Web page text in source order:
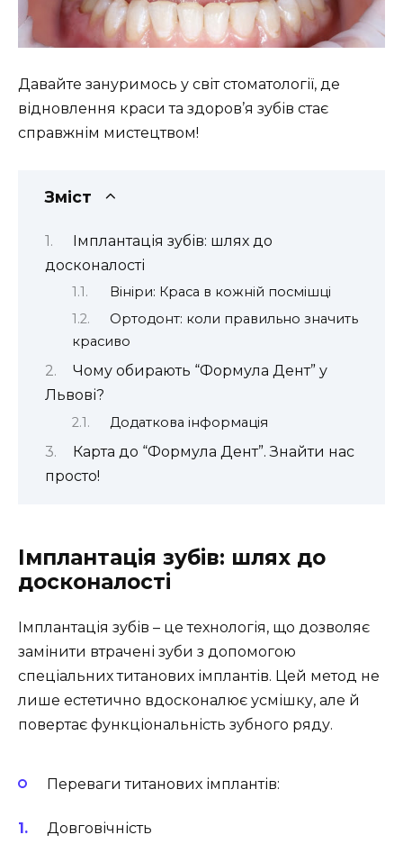
Давайте зануримось у світ стоматології, де
відновлення краси та здоров’я зубів стає
справжнім мистецтвом!
Зміст
Імплантація зубів: шлях до
досконалості
Вініри: Краса в кожній посмішці
Ортодонт: коли правильно значить
красиво
Чому обирають “Формула Дент” у
Львові?
Додаткова інформація
Карта до “Формула Дент”. Знайти нас
просто!
Імплантація зубів: шлях до
досконалості
Імплантація зубів – це технологія, що дозволяє
замінити втрачені зуби з допомогою
спеціальних титанових імплантів. Цей метод не
лише естетично вдосконалює усмішку, але й
повертає функціональність зубного ряду.
Переваги титанових імплантів:
Довговічність